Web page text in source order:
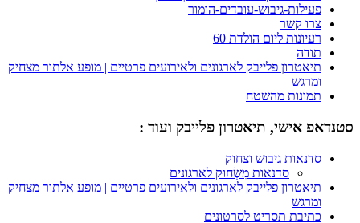
פעילות-גיבוש-עובדים-הומור
צרו קשר
רעיונות ליום הולדת 60
תודה
תיאטרון פלייבק לארגונים ולאירועים פרטיים | מופע אלתור מצחיק
ומרגש
תמונות מהשטח
סטנדאפ אישי, תיאטרון פלייבק ועוד :
סדנאות גיבוש וצחוק
סדנאות מִשְׂחוּק לארגונים
תיאטרון פלייבק לארגונים ולאירועים פרטיים | מופע אלתור מצחיק
ומרגש
כתיבת תסריט לסרטונים